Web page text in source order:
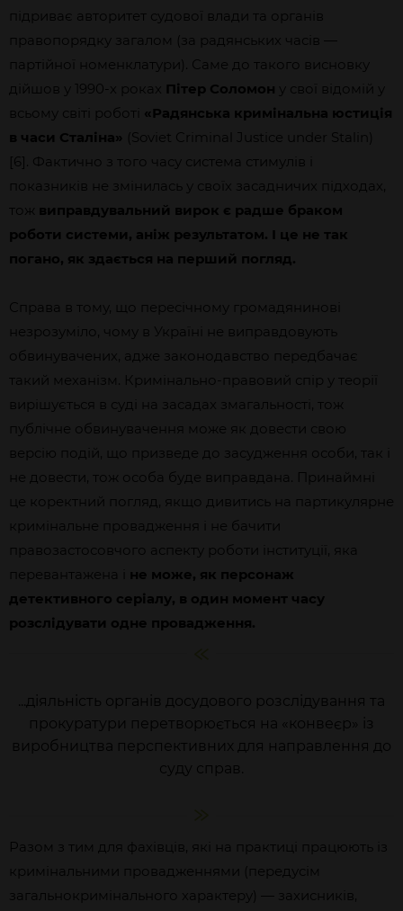
підриває авторитет судової влади та органів
правопорядку загалом (за радянських часів —
партійної номенклатури). Саме до такого висновку
дійшов у 1990-х роках
Пітер Соломон у свої відомій у
всьому світі роботі «Радянська кримінальна юстиція
в часи Сталіна» (Soviet Criminal Justice under Stalin)
[6]. Фактично з того часу система стимулів і
показників не змінилась у своїх засадничих підходах,
тож виправдувальний вирок є радше браком
роботи системи, аніж результатом. І це не так
погано, як здається на перший погляд.
Справа в тому, що пересічному громадянинові
незрозуміло, чому в Україні не виправдовують
обвинувачених, адже законодавство передбачає
такий механізм. Кримінально-правовий спір у теорії
вирішується в суді на засадах змагальності, тож
публічне обвинувачення може як довести свою
версію подій, що призведе до засудження особи, так і
не довести, тож особа буде виправдана. Принаймні
це коректний погляд, якщо дивитись на партикулярне
кримінальне провадження і не бачити
правозастосовчого аспекту роботи інституції, яка
перевантажена і
не може, як персонаж
детективного серіалу, в один момент часу
розслідувати одне провадження.
...діяльність органів досудового розслідування та
прокуратури перетворюється на «конвеєр» із
виробництва перспективних для направлення до
суду справ.
Разом з тим для фахівців, які на практиці працюють із
кримінальними провадженнями (передусім
загальнокримінального характеру) — захисників,